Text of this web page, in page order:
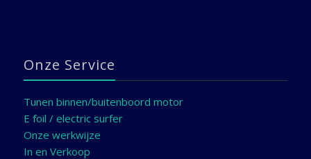
Onze Service
Tunen binnen/buitenboord motor
E foil / electric surfer
Onze werkwijze
In en Verkoop